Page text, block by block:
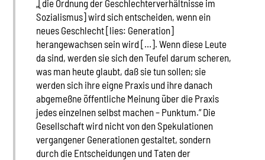
„[die Ordnung der Geschlechterverhältnisse im
Sozialismus] wird sich entscheiden, wenn ein
neues Geschlecht [lies: Generation]
herangewachsen sein wird […]. Wenn diese Leute
da sind, werden sie sich den Teufel darum scheren,
was man heute glaubt, daß sie tun sollen; sie
werden sich ihre eigne Praxis und ihre danach
abgemeßne öffentliche Meinung über die Praxis
jedes einzelnen selbst machen – Punktum.“ Die
Gesellschaft wird nicht von den Spekulationen
vergangener Generationen gestaltet, sondern
durch die Entscheidungen und Taten der